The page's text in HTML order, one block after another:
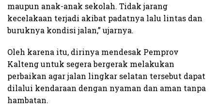
maupun anak-anak sekolah. Tidak jarang
kecelakaan terjadi akibat padatnya lalu lintas dan
buruknya kondisi jalan,” ujarnya.
Oleh karena itu, dirinya mendesak Pemprov
Kalteng untuk segera bergerak melakukan
perbaikan agar jalan lingkar selatan tersebut dapat
dilalui kendaraan dengan nyaman dan aman tanpa
hambatan.